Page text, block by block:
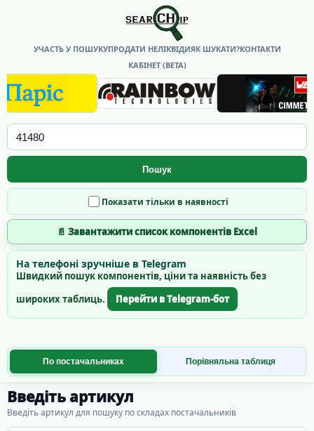
УЧАСТЬ У ПОШУКУПРОДАТИ НЕЛІКВІДИЯК ШУКАТИ?КОНТАКТИ
КАБІНЕТ (BETA)
Пошук
Показати тільки в наявності
📄 Завантажити список компонентів Excel
На телефоні зручніше в Telegram
Швидкий пошук компонентів, ціни та наявність без
широких таблиць.
Перейти в Telegram-бот
По постачальниках Порівняльна таблиця
Введіть артикул
Введіть артикул для пошуку по складах постачальників